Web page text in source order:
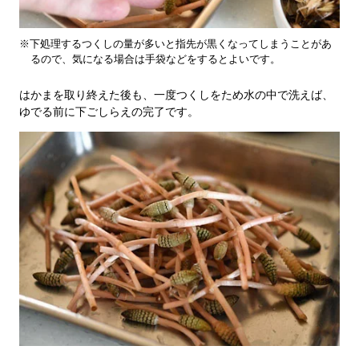
※下処理するつくしの量が多いと指先が黒くなってしまうことがあ
るので、気になる場合は手袋などをするとよいです。
はかまを取り終えた後も、一度つくしをため水の中で洗えば、
ゆでる前に下ごしらえの完了です。